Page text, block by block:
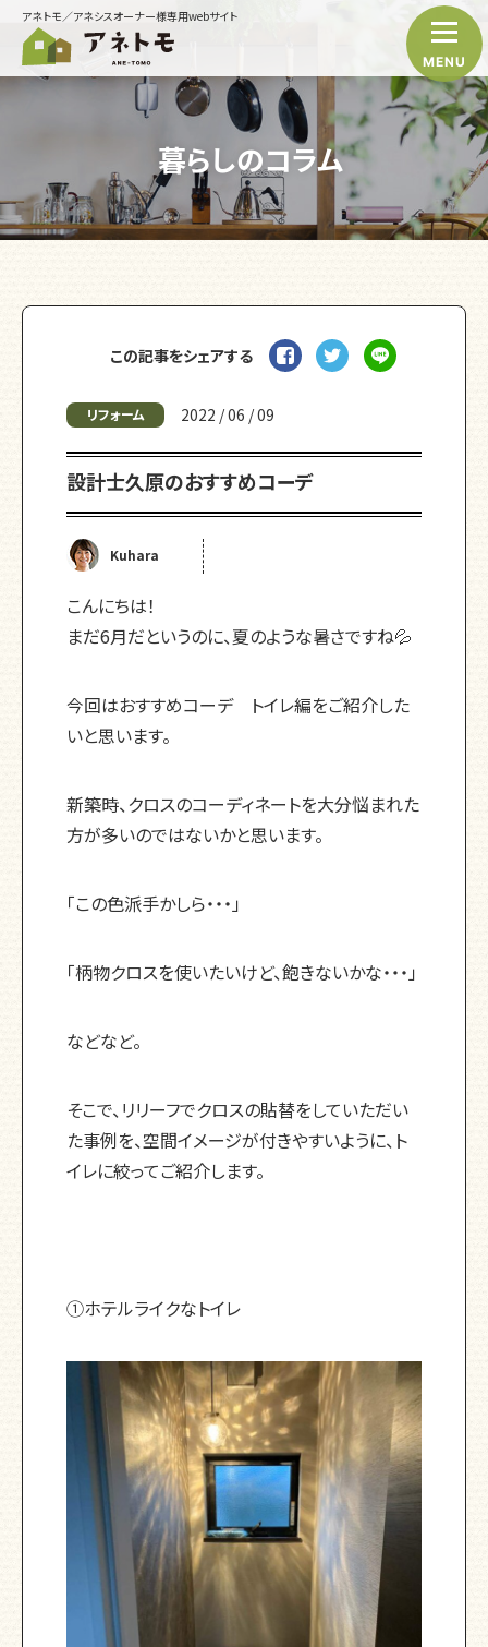
アネトモ／アネシスオーナー様専用webサイト
MENU
暮らしのコラム
リフォーム 2022 / 06 / 09
この記事をシェアする
設計士久原のおすすめコーデ
Kuhara
こんにちは！
まだ6月だというのに、夏のような暑さですね💦
今回はおすすめコーデ トイレ編をご紹介した
いと思います。
新築時、クロスのコーディネートを大分悩まれた
方が多いのではないかと思います。
「この色派手かしら・・・」
「柄物クロスを使いたいけど、飽きないかな・・・」
などなど。
そこで、リリーフでクロスの貼替をしていただい
た事例を、空間イメージが付きやすいように、ト
イレに絞ってご紹介します。
①ホテルライクなトイレ